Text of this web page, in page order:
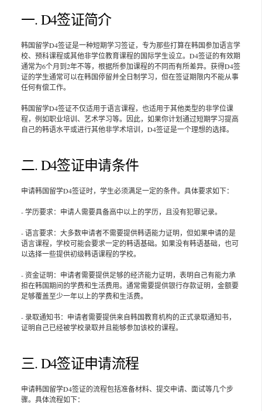
一. D4签证简介
韩国留学D4签证是一种短期学习签证，专为那些打算在韩国参加语言学
校、预科课程或其他非学位教育课程的国际学生设立。D4签证的有效期
通常为6个月到2年不等，根据所参加课程的不同而有所差异。获得D4签
证的学生通常可以在韩国停留并全日制学习，但在签证期限内不能从事
任何有偿工作。
韩国留学D4签证不仅适用于语言课程，也适用于其他类型的非学位课
程，例如职业培训、艺术学习等。因此，如果你计划通过短期学习提高
自己的韩语水平或进行其他非学术培训，D4签证是一个理想的选择。
二. D4签证申请条件
申请韩国留学D4签证时，学生必须满足一定的条件。具体要求如下：
- 学历要求：申请人需要具备高中以上的学历，且没有犯罪记录。
- 语言要求：大多数申请者不需要提供韩语能力证明，但如果申请的是
语言课程，学校可能会要求一定的韩语基础。如果没有韩语基础，也可
以选择一些提供初级韩语课程的学校。
- 资金证明：申请者需要提供足够的经济能力证明，表明自己有能力承
担在韩国期间的学费和生活费用。通常需要提供银行存款证明，金额要
足够覆盖至少一年以上的学费和生活费。
- 录取通知书：申请者需要提供来自韩国教育机构的正式录取通知书，
证明自己已经被学校录取并且能够参加该校的课程。
三. D4签证申请流程
申请韩国留学D4签证的流程包括准备材料、提交申请、面试等几个步
骤。具体流程如下：